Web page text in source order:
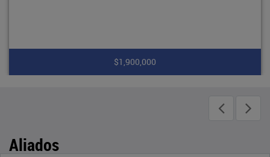
$1,900,000
Aliados